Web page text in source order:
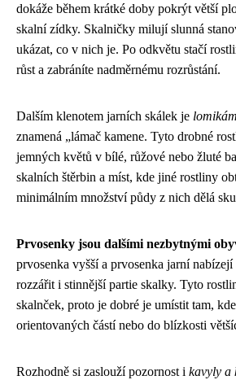
dokáže během krátké doby pokrýt větší
skalní zídky. Skalničky milují slunná
ukázat, co v nich je. Po odkvětu stačí
růst a zabráníte nadměrnému rozrůstání.
Dalším klenotem jarních skálek je
znamená „lámač kamene. Tyto drobné
jemných květů v bílé, růžové nebo žluté
skalních štěrbin a míst, kde jiné rostliny
minimálním množství půdy z nich dělá
Prvosenky jsou dalšími nezbytnými
prvosenka vyšší a prvosenka jarní
rozzářit i stinnější partie skalky. Tyto
skalnček, proto je dobré je umístit tam,
orientovaných částí nebo do blízkosti
Rozhodně si zaslouží pozornost i kavyly a